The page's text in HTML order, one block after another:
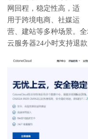
网回程，稳定性高，适
用于跨境电商、社媒运
营、建站等多种场景。
云服务器24小时支持退